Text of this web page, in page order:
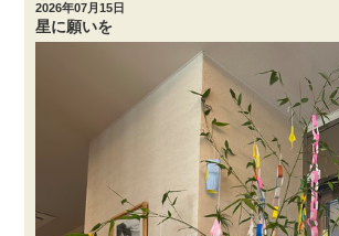
2026年07月15日
星に願いを